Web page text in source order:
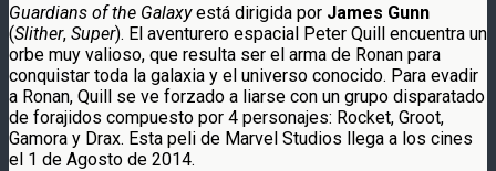
Guardians of the Galaxyestá dirigida por James Gunn
(Slither, Super). El aventurero espacial Peter Quill encuentra un
orbe muy valioso, que resulta ser el arma de Ronan para
conquistar toda la galaxia y el universo conocido. Para evadir
a Ronan, Quill se ve forzado a liarse con un grupo disparatado
de forajidos compuesto por 4 personajes: Rocket, Groot,
Gamora y Drax. Esta peli de Marvel Studios llega a los cines
el 1 de Agosto de 2014.